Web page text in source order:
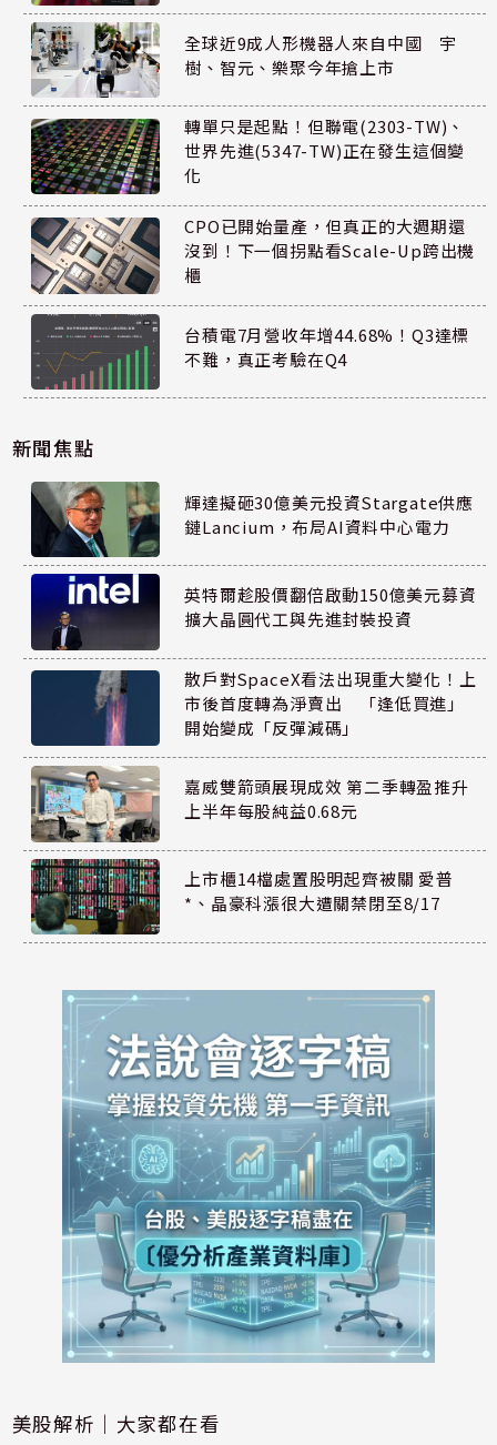
全球近9成人形機器人來自中國 宇
樹、智元、樂聚今年搶上市
轉單只是起點！但聯電(2303-TW)、
世界先進(5347-TW)正在發生這個變
化
CPO已開始量產，但真正的大週期還
沒到！下一個拐點看Scale-Up跨出機
櫃
台積電7月營收年增44.68%！Q3達標
不難，真正考驗在Q4
新聞焦點
輝達擬砸30億美元投資Stargate供應
鏈Lancium，布局AI資料中心電力
英特爾趁股價翻倍啟動150億美元募資
擴大晶圓代工與先進封裝投資
散戶對SpaceX看法出現重大變化！上
市後首度轉為淨賣出 「逢低買進」
開始變成「反彈減碼」
嘉威雙箭頭展現成效 第二季轉盈推升
上半年每股純益0.68元
上市櫃14檔處置股明起齊被關 愛普
*、晶豪科漲很大遭關禁閉至8/17
美股解析｜大家都在看